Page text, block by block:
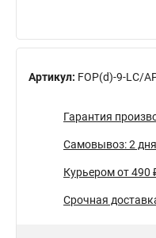
Артикул: FOP(d)-9-LC/
Гарантия
Самовывоз: 2 дня
Курьером от 490
Срочная